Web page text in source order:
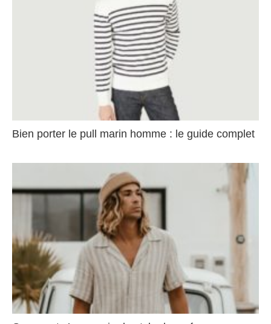
Bien porter le pull marin homme : le guide complet